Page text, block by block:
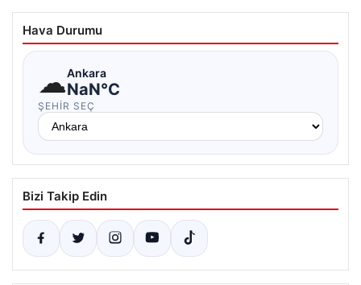
Hava Durumu
☁Ankara
NaN°C
ŞEHIR SEÇ
Bizi Takip Edin